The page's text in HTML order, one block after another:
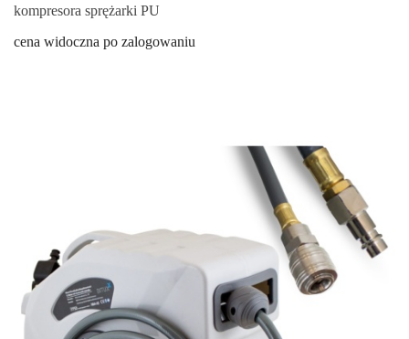
kompresora sprężarki PU
cena widoczna po zalogowaniu